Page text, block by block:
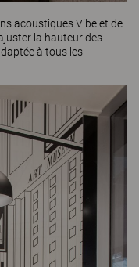
acoustiques Vibe et de
la hauteur des
à tous les